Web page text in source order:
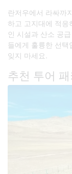
란저우에서 라싸까
하고 고지대에 적응
인 시설과 산소 공
들에게 훌륭한 선
잊지 마세요.
추천 투어 패